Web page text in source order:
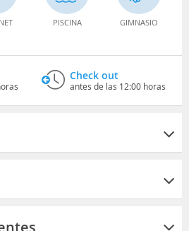
PISCINA GIMNASIO
Check out
antes de las 12:00 horas